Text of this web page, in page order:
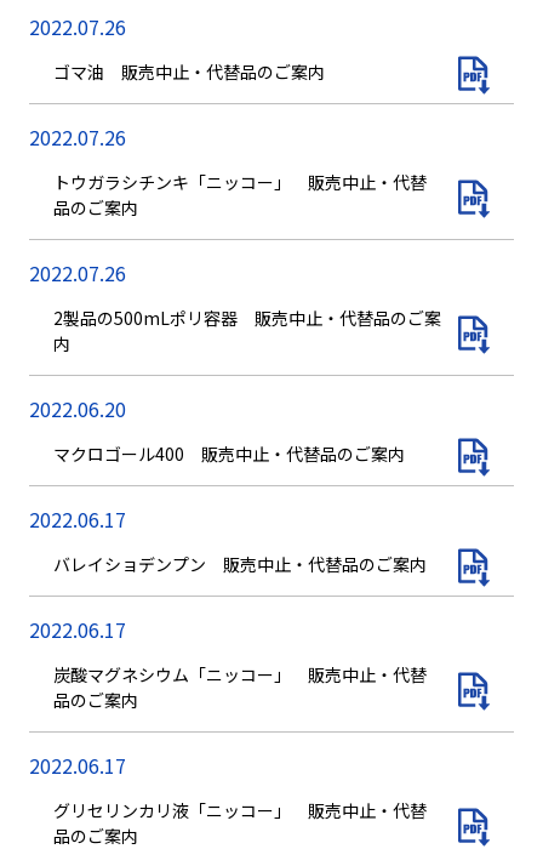
2022.07.26
ゴマ油 販売中止・代替品のご案内
2022.07.26
トウガラシチンキ「ニッコー」 販売中止・代替
品のご案内
2022.07.26
2製品の500mLポリ容器 販売中止・代替品のご案
内
2022.06.20
マクロゴール400 販売中止・代替品のご案内
2022.06.17
バレイショデンプン 販売中止・代替品のご案内
2022.06.17
炭酸マグネシウム「ニッコー」 販売中止・代替
品のご案内
2022.06.17
グリセリンカリ液「ニッコー」 販売中止・代替
品のご案内